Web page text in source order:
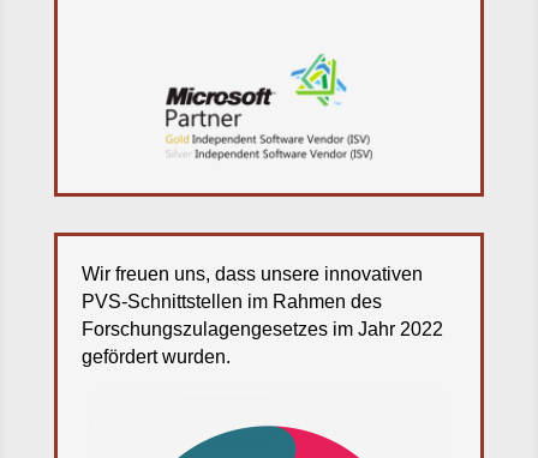
Wir freuen uns, dass unsere innovativen
PVS-Schnittstellen im Rahmen des
Forschungszulagengesetzes im Jahr 2022
gefördert wurden.